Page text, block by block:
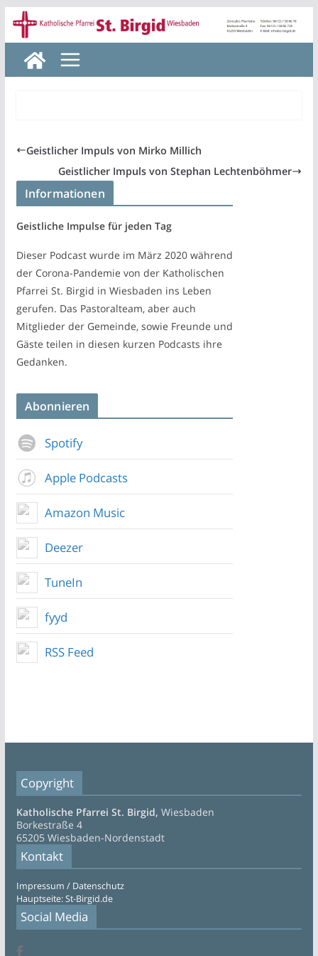
Zum
Inhalt
springen
Geistlicher Impuls von Mirko Millich
Geistlicher Impuls von Stephan Lechtenböhmer
Informationen
Geistliche Impulse für jeden Tag
Dieser Podcast wurde im März 2020 während
der Corona-Pandemie von der Katholischen
Pfarrei St. Birgid in Wiesbaden ins Leben
gerufen. Das Pastoralteam, aber auch
Mitglieder der Gemeinde, sowie Freunde und
Gäste teilen in diesen kurzen Podcasts ihre
Gedanken.
Abonnieren
Spotify
Apple Podcasts
Amazon Music
Deezer
TuneIn
fyyd
RSS Feed
Copyright
Katholische Pfarrei St. Birgid, Wiesbaden
Borkestraße 4
65205 Wiesbaden-Nordenstadt
Kontakt
Impressum / Datenschutz
Hauptseite: St-Birgid.de
Social Media